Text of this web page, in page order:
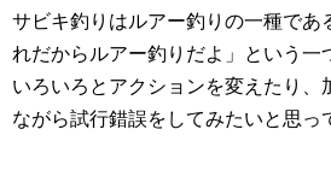
サビキ釣りはルアー釣りの一種であ
れだからルアー釣りだよ」という一
いろいろとアクションを変えたり、
ながら試行錯誤をしてみたいと思っ